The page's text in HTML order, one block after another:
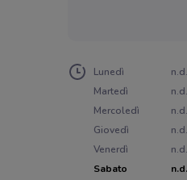
Lunedì
n.d.
Martedì
n.d.
Mercoledì
n.d.
Giovedì
n.d.
Venerdì
n.d.
Sabato
n.d.